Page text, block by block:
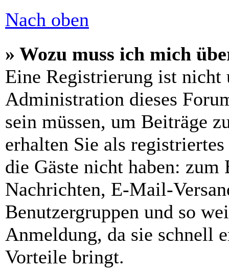
Nach oben
» Wozu muss ich mich
Eine Registrierung ist
Administration dieses
sein müssen, um Beiträge
erhalten Sie als
die Gäste nicht haben:
Nachrichten, E-Mail-
Benutzergruppen und so
Anmeldung, da sie schnell
Vorteile bringt.